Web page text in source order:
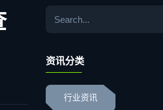
资讯分类
行业资讯